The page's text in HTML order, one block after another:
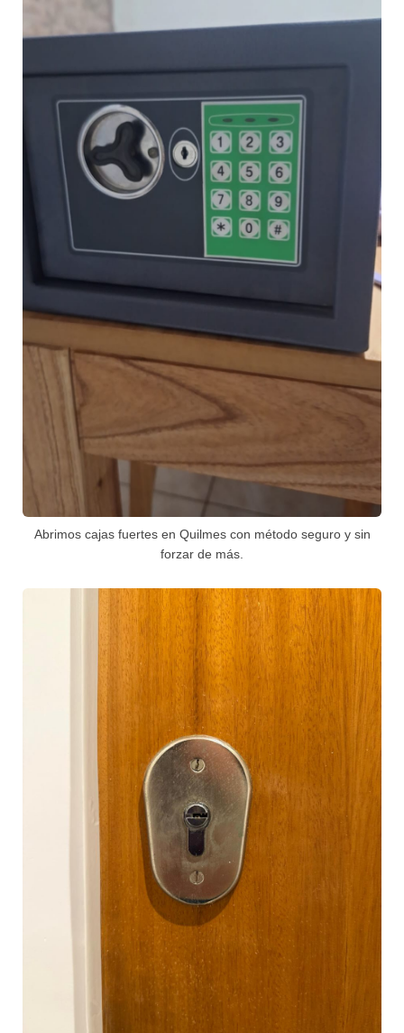
Abrimos cajas fuertes en Quilmes con método seguro y sin
forzar de más.